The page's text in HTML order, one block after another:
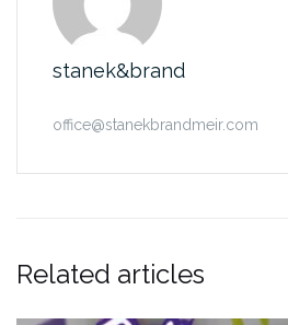
stanek&brand
office@stanekbrandmeir.com
Related articles